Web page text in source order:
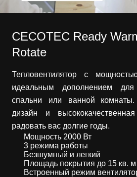
CECOTEC Ready
Rotate
Тепловентилятор с
идеальным дополнением
спальни или ванной
дизайн и
радовать вас долгие годы.
Мощность 2000 Вт
3 режима работы
Безшумный и легкий
Площадь покрытия до 15 кв. м
Встроенный режим